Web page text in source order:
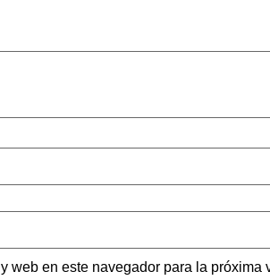
web en este navegador para la próxima